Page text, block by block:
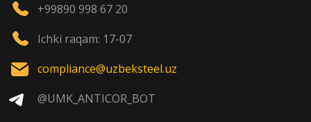
+99890 998 67 20
Ichki raqam: 17-07
compliance@uzbeksteel.uz
@UMK_ANTICOR_BOT